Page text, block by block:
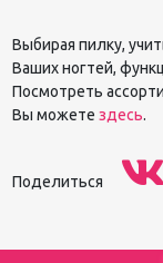
Выбирая пилку,
Ваших ногтей,
Посмотреть
Вы можете здесь.
Поделиться